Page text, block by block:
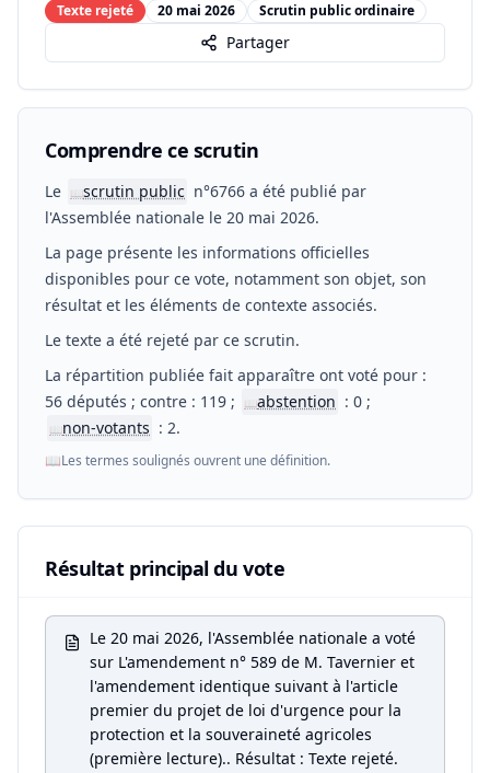
Texte rejeté 20 mai 2026 Scrutin public ordinaire
Partager
Comprendre ce scrutin
Le 📖scrutin public n°6766 a été publié par
l'Assemblée nationale le 20 mai 2026.
La page présente les informations officielles
disponibles pour ce vote, notamment son objet, son
résultat et les éléments de contexte associés.
Le texte a été rejeté par ce scrutin.
La répartition publiée fait apparaître ont voté pour :
56 députés ; contre : 119 ;
📖abstention : 0 ;
📖non-votants : 2.
📖Les termes soulignés ouvrent une définition.
Résultat principal du vote
Le 20 mai 2026, l'Assemblée nationale a voté
sur L'amendement n° 589 de M. Tavernier et
l'amendement identique suivant à l'article
premier du projet de loi d'urgence pour la
protection et la souveraineté agricoles
(première lecture).. Résultat : Texte rejeté.